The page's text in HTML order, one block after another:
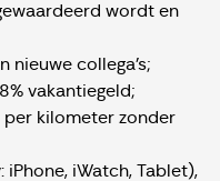
wordt en
nieuwe collega’s;
vakantiegeld;
per kilometer zonder
iWatch, Tablet),